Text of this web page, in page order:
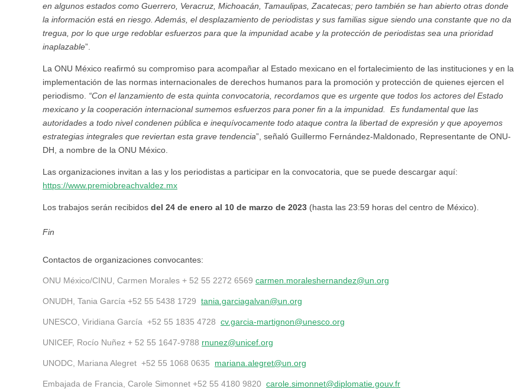
en algunos estados como Guerrero, Veracruz, Michoacán, Tamaulipas, Zacatecas; pero también se han abierto otras donde
la información está en riesgo. Además, el desplazamiento de periodistas y sus familias sigue siendo una constante que no da
tregua, por lo que urge redoblar esfuerzos para que la impunidad acabe y la protección de periodistas sea una prioridad
inaplazable”.
La ONU México reafirmó su compromiso para acompañar al Estado mexicano en el fortalecimiento de las instituciones y en la
implementación de las normas internacionales de derechos humanos para la promoción y protección de quienes ejercen el
periodismo. “Con el lanzamiento de esta quinta convocatoria, recordamos que es urgente que todos los actores del Estado
mexicano y la cooperación internacional sumemos esfuerzos para poner fin a la impunidad. Es fundamental que las
autoridades a todo nivel condenen pública e inequívocamente todo ataque contra la libertad de expresión y que apoyemos
estrategias integrales que reviertan esta grave tendencia”, señaló Guillermo Fernández-Maldonado, Representante de ONU-
DH, a nombre de la ONU México.
Las organizaciones invitan a las y los periodistas a participar en la convocatoria, que se puede descargar aquí:
https://www.premiobreachvaldez.mx
Los trabajos serán recibidos del 24 de enero al 10 de marzo de 2023 (hasta las 23:59 horas del centro de México).
Fin
Contactos de organizaciones convocantes:
ONU México/CINU, Carmen Morales + 52 55 2272 6569 carmen.moraleshernandez@un.org
ONUDH, Tania García +52 55 5438 1729 tania.garciagalvan@un.org
UNESCO, Viridiana García +52 55 1835 4728 cv.garcia-martignon@unesco.org
UNICEF, Rocío Nuñez + 52 55 1647-9788 rnunez@unicef.org
UNODC, Mariana Alegret +52 55 1068 0635 mariana.alegret@un.org
Embajada de Francia, Carole Simonnet +52 55 4180 9820 carole.simonnet@diplomatie.gouv.fr